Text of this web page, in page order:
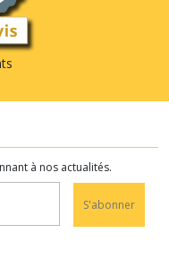
à nos actualités.
S'abonner